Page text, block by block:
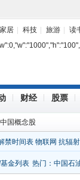
家居 科技 旅游 读
财经 股票
中国概念股
禁时间表 物联网 抗辐
金列表 热门： 中国石